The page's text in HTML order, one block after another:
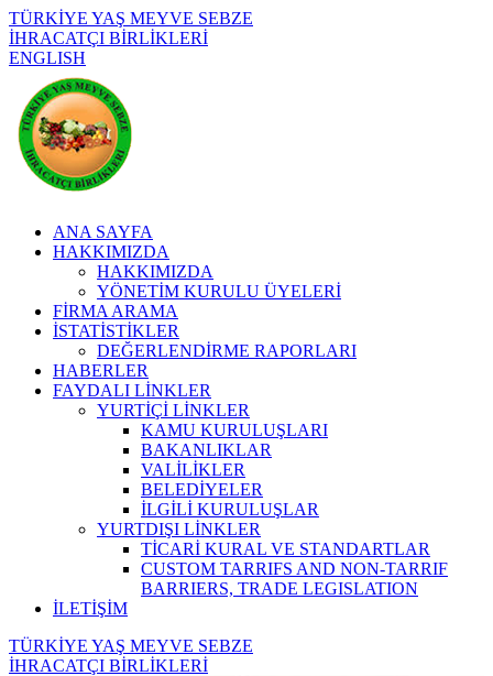
TÜRKİYE YAŞ MEYVE SEBZE
İHRACATÇI BİRLİKLERİ
ENGLISH
ANA SAYFA
HAKKIMIZDA
HAKKIMIZDA
YÖNETİM KURULU ÜYELERİ
FİRMA ARAMA
İSTATİSTİKLER
DEĞERLENDİRME RAPORLARI
HABERLER
FAYDALI LİNKLER
YURTİÇİ LİNKLER
KAMU KURULUŞLARI
BAKANLIKLAR
VALİLİKLER
BELEDİYELER
İLGİLİ KURULUŞLAR
YURTDIŞI LİNKLER
TİCARİ KURAL VE STANDARTLAR
CUSTOM TARRIFS AND NON-TARRIF
BARRIERS, TRADE LEGISLATION
İLETİŞİM
TÜRKİYE YAŞ MEYVE SEBZE
İHRACATÇI BİRLİKLERİ